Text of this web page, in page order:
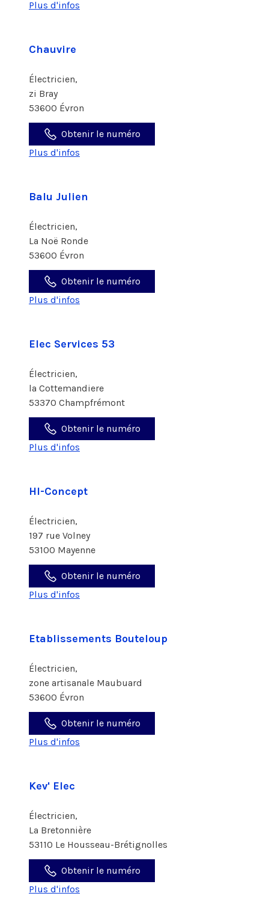
Plus d'infos
Chauvire
Électricien,
zi Bray
53600 Évron
Obtenir le numéro
Plus d'infos
Balu Julien
Électricien,
La Noë Ronde
53600 Évron
Obtenir le numéro
Plus d'infos
Elec Services 53
Électricien,
la Cottemandiere
53370 Champfrémont
Obtenir le numéro
Plus d'infos
HI-Concept
Électricien,
197 rue Volney
53100 Mayenne
Obtenir le numéro
Plus d'infos
Etablissements Bouteloup
Électricien,
zone artisanale Maubuard
53600 Évron
Obtenir le numéro
Plus d'infos
Kev' Elec
Électricien,
La Bretonnière
53110 Le Housseau-Brétignolles
Obtenir le numéro
Plus d'infos